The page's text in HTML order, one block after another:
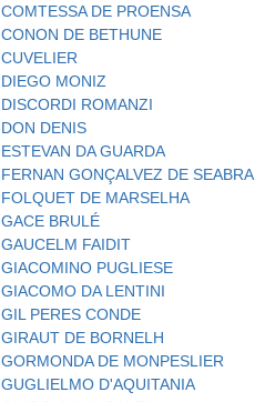
COMTESSA DE PROENSA
CONON DE BETHUNE
CUVELIER
DIEGO MONIZ
DISCORDI ROMANZI
DON DENIS
ESTEVAN DA GUARDA
FERNAN GONÇALVEZ DE SEABRA
FOLQUET DE MARSELHA
GACE BRULÉ
GAUCELM FAIDIT
GIACOMINO PUGLIESE
GIACOMO DA LENTINI
GIL PERES CONDE
GIRAUT DE BORNELH
GORMONDA DE MONPESLIER
GUGLIELMO D'AQUITANIA